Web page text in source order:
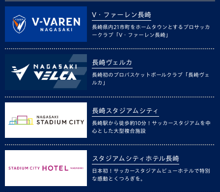
V・ファーレン長崎
長崎県内21市町をホームタウンとするプロサッカ
ークラブ「V・ファーレン長崎」
長崎ヴェルカ
長崎初のプロバスケットボールクラブ「長崎ヴェ
ルカ」
長崎スタジアムシティ
長崎駅から徒歩約10分！サッカースタジアムを中
心とした大型複合施設
スタジアムシティホテル長崎
日本初！サッカースタジアムビューホテルで特別
な感動とくつろぎを。